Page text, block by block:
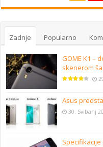
Zadnje Popularno
GOME K1 –
skenerom
Asus
30. Svibanj